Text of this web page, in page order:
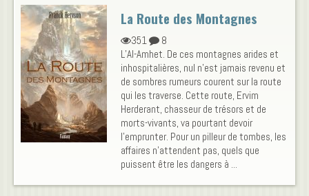
La Route des Montagnes
351
8
L’Al-Amhet. De ces montagnes arides et
inhospitalières, nul n’est jamais revenu et
de sombres rumeurs courent sur la route
qui les traverse. Cette route, Ervim
Herderant, chasseur de trésors et de
morts-vivants, va pourtant devoir
l’emprunter. Pour un pilleur de tombes, les
affaires n’attendent pas, quels que
puissent être les dangers à ...